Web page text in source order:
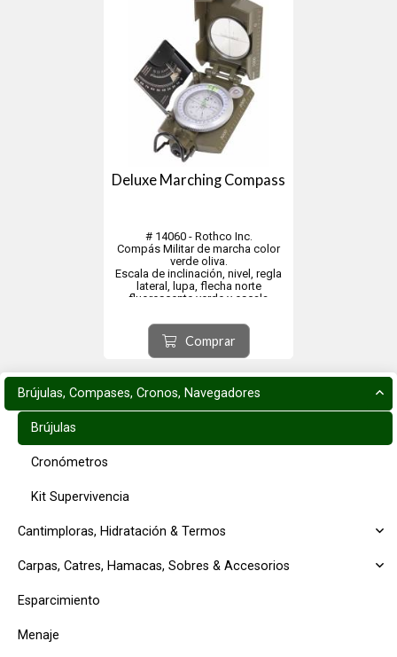
Brújulas, Compases, Cronos, Navegadores
Brújulas
Cronómetros
Kit Supervivencia
Cantimploras, Hidratación & Termos
Carpas, Catres, Hamacas, Sobres & Accesorios
Esparcimiento
Menaje
Deluxe Marching Compass
# 14060 - Rothco Inc.
Compás Militar de marcha color
verde oliva.
Escala de inclinación, nivel, regla
lateral, lupa, flecha norte
fluorescente verde y escala
Comprar